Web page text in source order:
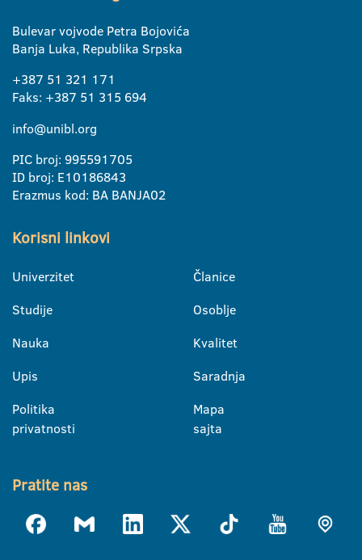
Bulevar vojvode Petra Bojovića
Banja Luka, Republika Srpska
+387 51 321 171
Faks: +387 51 315 694
info@unibl.org
PIC broj: 995591705
ID broj: E10186843
Erazmus kod: BA BANJA02
Korisni linkovi
Univerzitet
Studije
Nauka
Upis
Politika
privatnosti
Članice
Osoblje
Kvalitet
Saradnja
Mapa
sajta
Pratite nas